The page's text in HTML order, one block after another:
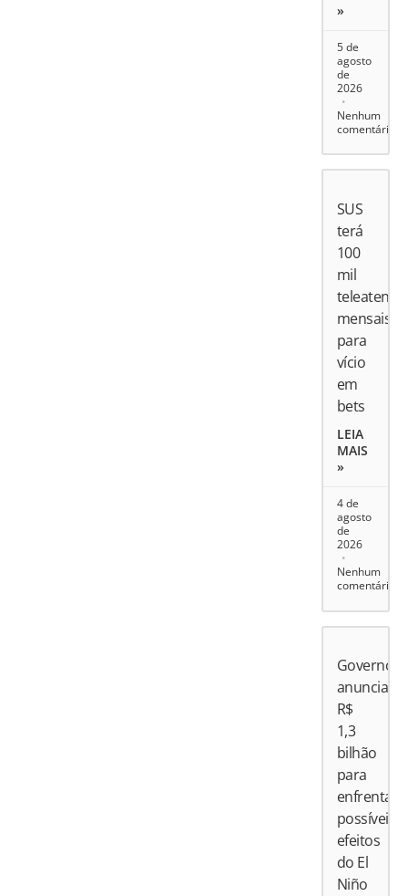
»
5 de
agosto
de
2026
Nenhum
comentário
SUS
terá
100
mil
mensais
para
vício
em
bets
LEIA
MAIS
»
4 de
agosto
de
2026
Nenhum
comentário
Governo
anuncia
R$
1,3
bilhão
para
enfrentar
possíveis
efeitos
do El
Niño